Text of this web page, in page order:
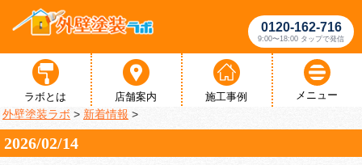
0120-162-716
9:00〜18:00 タップで発信
ラボとは 店舗案内 施工事例 メニュー
外壁塗装ラボ > 新着情報 >
2026/02/14